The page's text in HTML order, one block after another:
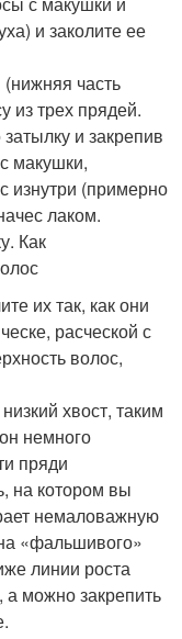
и заколите ее
часть
из трех прядей.
и закрепив
макушки,
изнутри (примерно
лаком.
их так, как они
расческой с
волос,
хвост, таким
немного
пряди
на котором вы
немаловажную
«фальшивого»
линии роста
а можно закрепить